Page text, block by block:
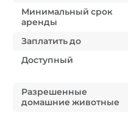
Минимальный срок
аренды
Заплатить до
Доступный
Разрешенные
домашние животные